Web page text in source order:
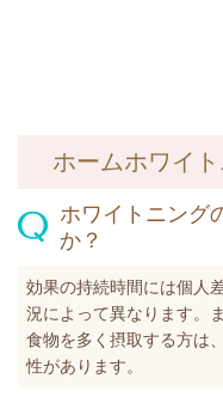
ホームホワイ
ホワイトニング
か？
効果の持続時間には個人
況によって異なります。
食物を多く摂取する方は
性があります。